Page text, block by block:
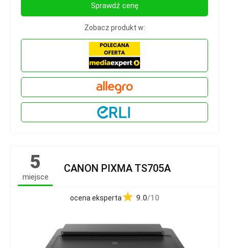
Sprawdź cenę
Zobacz produkt w:
5
miejsce
CANON PIXMA TS705A
ocena eksperta 9.0/10